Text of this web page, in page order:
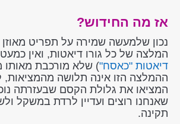
אז מה החידוש?
נכון שלמעשה שמירה על תפריט
המלצה של כל גורו דיאטות, ואין
דיאטות "כאסח") שלא מורכבת מאותו
ההמלצה הזו אינה תלושה מהמציאות,
המציאו את גלולת הקסם שבעזרתה
שאנחנו רוצים ועדיין לרדת במשקל
תקינה.